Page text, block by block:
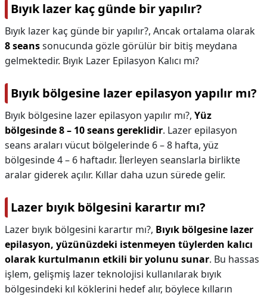
Bıyık lazer kaç günde bir yapılır?
Bıyık lazer kaç günde bir yapılır?, Ancak ortalama olarak
8 seanssonucunda gözle görülür bir bitiş meydana
gelmektedir. Bıyık Lazer Epilasyon Kalıcı mı?
Bıyık bölgesine lazer epilasyon yapılır mı?
Bıyık bölgesine lazer epilasyon yapılır mı?, Yüz
bölgesinde 8 – 10 seans gereklidir. Lazer epilasyon
seans araları vücut bölgelerinde 6 – 8 hafta, yüz
bölgesinde 4 – 6 haftadır. İlerleyen seanslarla birlikte
aralar giderek açılır. Kıllar daha uzun sürede gelir.
Lazer bıyık bölgesini karartır mı?
Lazer bıyık bölgesini karartır mı?, Bıyık bölgesine lazer
epilasyon, yüzünüzdeki istenmeyen tüylerden kalıcı
olarak kurtulmanın etkili bir yolunu sunar. Bu hassas
işlem, gelişmiş lazer teknolojisi kullanılarak bıyık
bölgesindeki kıl köklerini hedef alır, böylece kılların